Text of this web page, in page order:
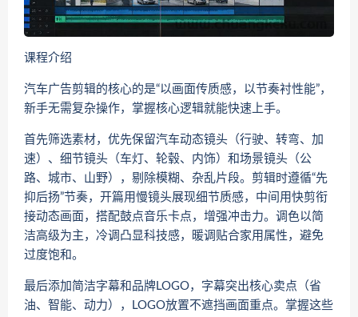
课程介绍
汽车广告剪辑的核心的是“以画面传质感，以节奏衬性能”，
新手无需复杂操作，掌握核心逻辑就能快速上手。
首先筛选素材，优先保留汽车动态镜头（行驶、转弯、加
速）、细节镜头（车灯、轮毂、内饰）和场景镜头（公
路、城市、山野），剔除模糊、杂乱片段。剪辑时遵循“先
抑后扬”节奏，开篇用慢镜头展现细节质感，中间用快剪衔
接动态画面，搭配鼓点音乐卡点，增强冲击力。调色以简
洁高级为主，冷调凸显科技感，暖调贴合家用属性，避免
过度饱和。
最后添加简洁字幕和品牌LOGO，字幕突出核心卖点（省
油、智能、动力），LOGO放置不遮挡画面重点。掌握这些